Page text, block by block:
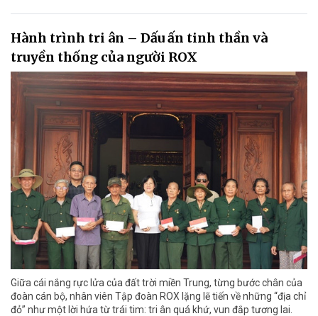
Hành trình tri ân – Dấu ấn tinh thần và
truyền thống của người ROX
Giữa cái nắng rực lửa của đất trời miền Trung, từng bước chân của
đoàn cán bộ, nhân viên Tập đoàn ROX lặng lẽ tiến về những “địa chỉ
đỏ” như một lời hứa từ trái tim: tri ân quá khứ, vun đắp tương lai.